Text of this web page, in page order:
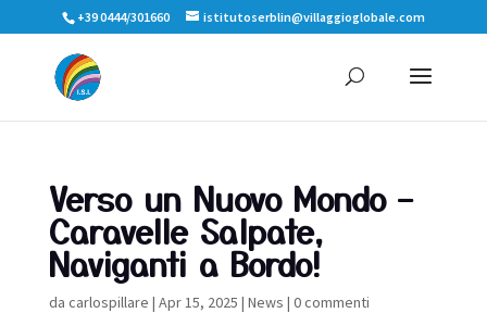
+39 0444/301660 istitutoserblin@villaggioglobale.com
Verso un Nuovo Mondo –
Caravelle Salpate,
Naviganti a Bordo!
da carlospillare | Apr 15, 2025 | News | 0 commenti